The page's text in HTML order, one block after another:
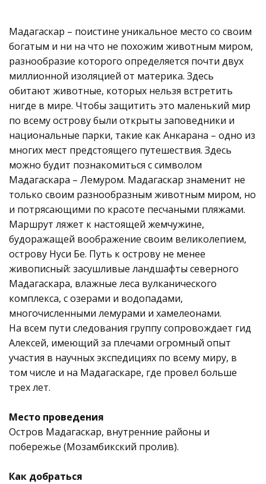
Мадагаскар – поистине уникальное место со своим
богатым и ни на что не похожим животным миром,
разнообразие которого определяется почти двух
миллионной изоляцией от материка. Здесь
обитают животные, которых нельзя встретить
нигде в мире. Чтобы защитить это маленький мир
по всему острову были открыты заповедники и
национальные парки, такие как Анкарана – одно из
многих мест предстоящего путешествия. Здесь
можно будит познакомиться с символом
Мадагаскара – Лемуром. Мадагаскар знаменит не
только своим разнообразным животным миром, но
и потрясающими по красоте песчаными пляжами.
Маршрут ляжет к настоящей жемчужине,
будоражащей воображение своим великолепием,
острову Нуси Бе. Путь к острову не менее
живописный: засушливые ландшафты северного
Мадагаскара, влажные леса вулканического
комплекса, с озерами и водопадами,
многочисленными лемурами и хамелеонами.
На всем пути следования группу сопровождает гид
Алексей, имеющий за плечами огромный опыт
участия в научных экспедициях по всему миру, в
том числе и на Мадагаскаре, где провел больше
трех лет.
Место проведения
Остров Мадагаскар, внутренние районы и
побережье (Мозамбикский пролив).
Как добраться